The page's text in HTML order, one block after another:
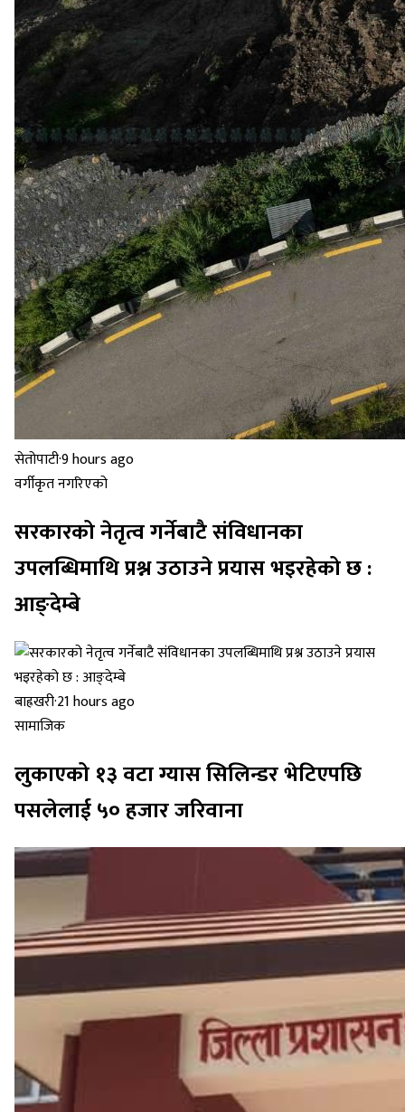
सेतोपाटी·9 hours ago
वर्गीकृत नगरिएको
सरकारको नेतृत्व गर्नेबाटै संविधानका
उपलब्धिमाथि प्रश्न उठाउने प्रयास भइरहेको छ :
आङ्देम्बे
बाह्रखरी·21 hours ago
सामाजिक
लुकाएको १३ वटा ग्यास सिलिन्डर भेटिएपछि
पसलेलाई ५० हजार जरिवाना